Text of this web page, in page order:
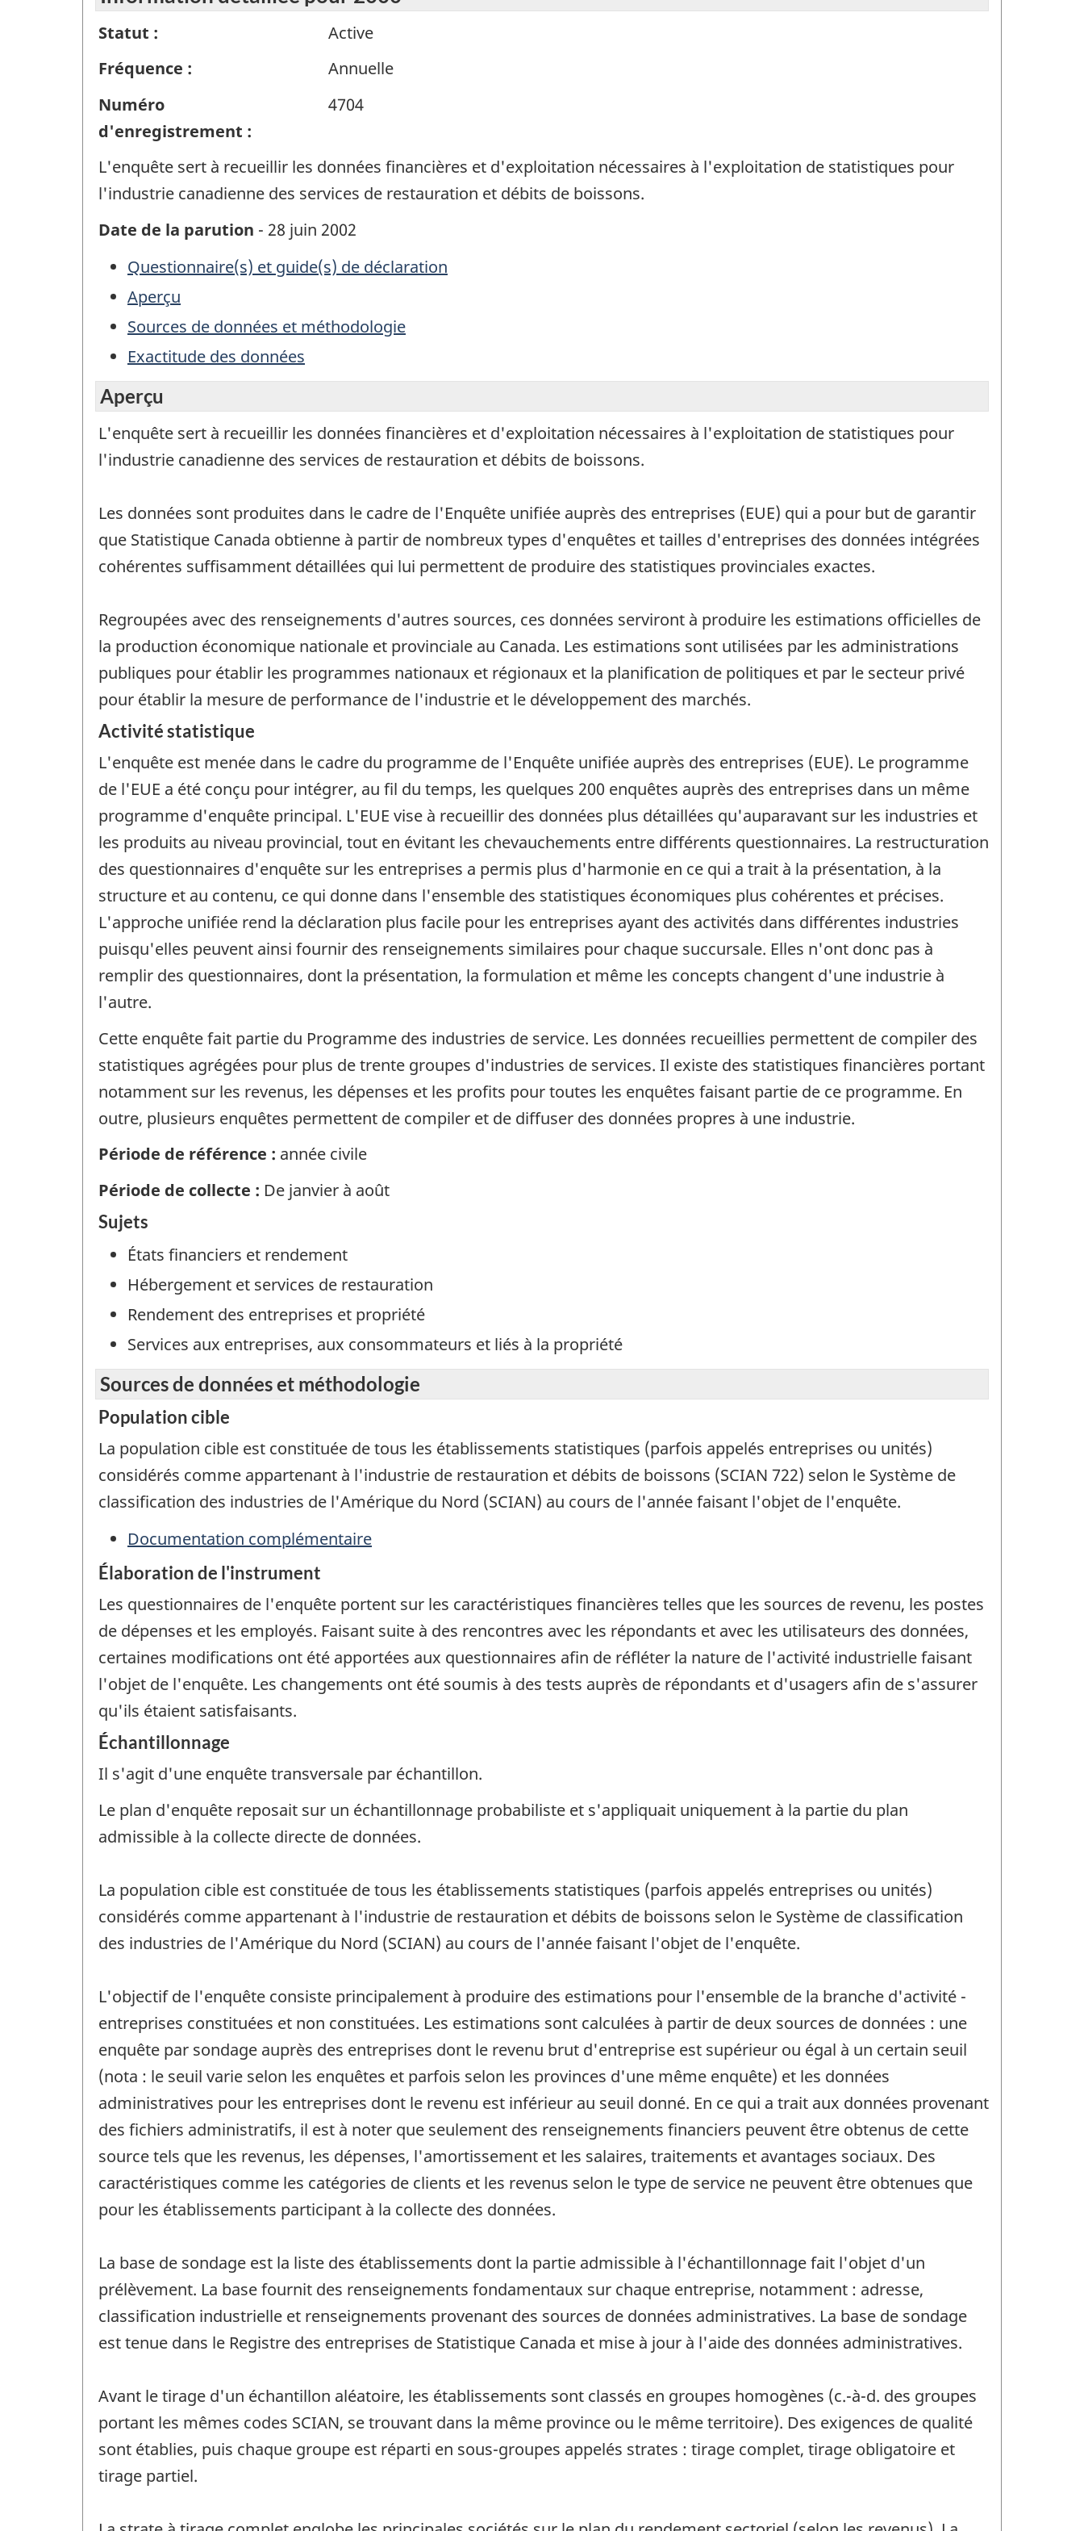
Statut :
Active
Fréquence :
Annuelle
Numéro
d'enregistrement :
4704
L'enquête sert à recueillir les données financières et d'exploitation nécessaires à l'exploitation de statistiques pour
l'industrie canadienne des services de restauration et débits de boissons.
Date de la parution - 28 juin 2002
Questionnaire(s) et guide(s) de déclaration
Aperçu
Sources de données et méthodologie
Exactitude des données
Aperçu
L'enquête sert à recueillir les données financières et d'exploitation nécessaires à l'exploitation de statistiques pour
l'industrie canadienne des services de restauration et débits de boissons.
Les données sont produites dans le cadre de l'Enquête unifiée auprès des entreprises (EUE) qui a pour but de garantir
que Statistique Canada obtienne à partir de nombreux types d'enquêtes et tailles d'entreprises des données intégrées
cohérentes suffisamment détaillées qui lui permettent de produire des statistiques provinciales exactes.
Regroupées avec des renseignements d'autres sources, ces données serviront à produire les estimations officielles de
la production économique nationale et provinciale au Canada. Les estimations sont utilisées par les administrations
publiques pour établir les programmes nationaux et régionaux et la planification de politiques et par le secteur privé
pour établir la mesure de performance de l'industrie et le développement des marchés.
Activité statistique
L'enquête est menée dans le cadre du programme de l'Enquête unifiée auprès des entreprises (EUE). Le programme
de l'EUE a été conçu pour intégrer, au fil du temps, les quelques 200 enquêtes auprès des entreprises dans un même
programme d'enquête principal. L'EUE vise à recueillir des données plus détaillées qu'auparavant sur les industries et
les produits au niveau provincial, tout en évitant les chevauchements entre différents questionnaires. La restructuration
des questionnaires d'enquête sur les entreprises a permis plus d'harmonie en ce qui a trait à la présentation, à la
structure et au contenu, ce qui donne dans l'ensemble des statistiques économiques plus cohérentes et précises.
L'approche unifiée rend la déclaration plus facile pour les entreprises ayant des activités dans différentes industries
puisqu'elles peuvent ainsi fournir des renseignements similaires pour chaque succursale. Elles n'ont donc pas à
remplir des questionnaires, dont la présentation, la formulation et même les concepts changent d'une industrie à
l'autre.
Cette enquête fait partie du Programme des industries de service. Les données recueillies permettent de compiler des
statistiques agrégées pour plus de trente groupes d'industries de services. Il existe des statistiques financières portant
notamment sur les revenus, les dépenses et les profits pour toutes les enquêtes faisant partie de ce programme. En
outre, plusieurs enquêtes permettent de compiler et de diffuser des données propres à une industrie.
Période de référence : année civile
Période de collecte : De janvier à août
Sujets
États financiers et rendement
Hébergement et services de restauration
Rendement des entreprises et propriété
Services aux entreprises, aux consommateurs et liés à la propriété
Sources de données et méthodologie
Population cible
La population cible est constituée de tous les établissements statistiques (parfois appelés entreprises ou unités)
considérés comme appartenant à l'industrie de restauration et débits de boissons (SCIAN 722) selon le Système de
classification des industries de l'Amérique du Nord (SCIAN) au cours de l'année faisant l'objet de l'enquête.
Documentation complémentaire
Élaboration de l'instrument
Les questionnaires de l'enquête portent sur les caractéristiques financières telles que les sources de revenu, les postes
de dépenses et les employés. Faisant suite à des rencontres avec les répondants et avec les utilisateurs des données,
certaines modifications ont été apportées aux questionnaires afin de réfléter la nature de l'activité industrielle faisant
l'objet de l'enquête. Les changements ont été soumis à des tests auprès de répondants et d'usagers afin de s'assurer
qu'ils étaient satisfaisants.
Échantillonnage
Il s'agit d'une enquête transversale par échantillon.
Le plan d'enquête reposait sur un échantillonnage probabiliste et s'appliquait uniquement à la partie du plan
admissible à la collecte directe de données.
La population cible est constituée de tous les établissements statistiques (parfois appelés entreprises ou unités)
considérés comme appartenant à l'industrie de restauration et débits de boissons selon le Système de classification
des industries de l'Amérique du Nord (SCIAN) au cours de l'année faisant l'objet de l'enquête.
L'objectif de l'enquête consiste principalement à produire des estimations pour l'ensemble de la branche d'activité -
entreprises constituées et non constituées. Les estimations sont calculées à partir de deux sources de données : une
enquête par sondage auprès des entreprises dont le revenu brut d'entreprise est supérieur ou égal à un certain seuil
(nota : le seuil varie selon les enquêtes et parfois selon les provinces d'une même enquête) et les données
administratives pour les entreprises dont le revenu est inférieur au seuil donné. En ce qui a trait aux données provenant
des fichiers administratifs, il est à noter que seulement des renseignements financiers peuvent être obtenus de cette
source tels que les revenus, les dépenses, l'amortissement et les salaires, traitements et avantages sociaux. Des
caractéristiques comme les catégories de clients et les revenus selon le type de service ne peuvent être obtenues que
pour les établissements participant à la collecte des données.
La base de sondage est la liste des établissements dont la partie admissible à l'échantillonnage fait l'objet d'un
prélèvement. La base fournit des renseignements fondamentaux sur chaque entreprise, notamment : adresse,
classification industrielle et renseignements provenant des sources de données administratives. La base de sondage
est tenue dans le Registre des entreprises de Statistique Canada et mise à jour à l'aide des données administratives.
Avant le tirage d'un échantillon aléatoire, les établissements sont classés en groupes homogènes (c.-à-d. des groupes
portant les mêmes codes SCIAN, se trouvant dans la même province ou le même territoire). Des exigences de qualité
sont établies, puis chaque groupe est réparti en sous-groupes appelés strates : tirage complet, tirage obligatoire et
tirage partiel.